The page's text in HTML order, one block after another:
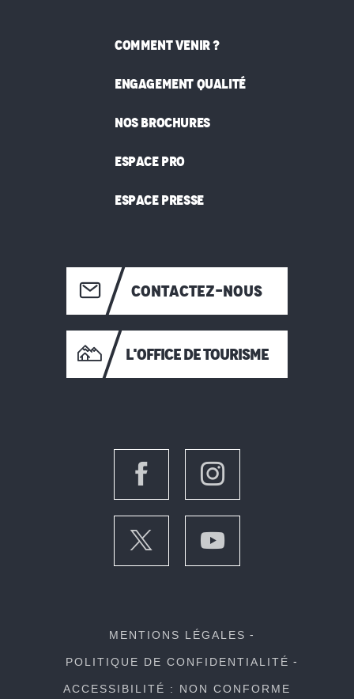
COMMENT VENIR ?
ENGAGEMENT QUALITÉ
NOS BROCHURES
ESPACE PRO
ESPACE PRESSE
CONTACTEZ-NOUS
L'OFFICE DE TOURISME
MENTIONS LÉGALES
POLITIQUE DE CONFIDENTIALITÉ
ACCESSIBILITÉ : NON CONFORME